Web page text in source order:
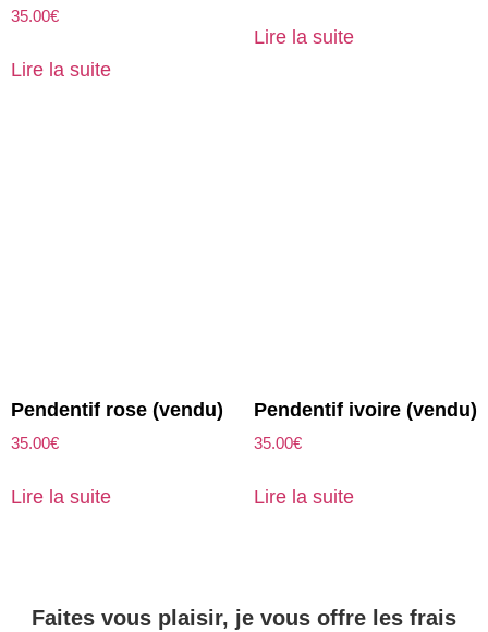
35.00€
Lire la suite
Lire la suite
Pendentif rose (vendu)
35.00€
Lire la suite
Pendentif ivoire (vendu)
35.00€
Lire la suite
Faites vous plaisir, je vous offre les frais